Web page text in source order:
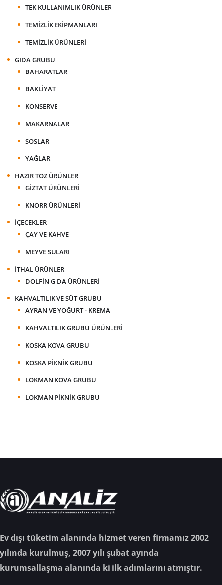
TEK KULLANIMLIK ÜRÜNLER
TEMIZLIK EKIPMANLARI
TEMIZLIK ÜRÜNLERI
GIDA GRUBU
BAHARATLAR
BAKLIYAT
KONSERVE
MAKARNALAR
SOSLAR
YAĞLAR
HAZIR TOZ ÜRÜNLER
GIZTAT ÜRÜNLERI
KNORR ÜRÜNLERI
İÇECEKLER
ÇAY VE KAHVE
MEYVE SULARI
İTHAL ÜRÜNLER
DOLFIN GIDA ÜRÜNLERI
KAHVALTILIK VE SÜT GRUBU
AYRAN VE YOĞURT - KREMA
KAHVALTILIK GRUBU ÜRÜNLERI
KOSKA KOVA GRUBU
KOSKA PIKNIK GRUBU
LOKMAN KOVA GRUBU
LOKMAN PIKNIK GRUBU
Ev dışı tüketim alanında hizmet veren firmamız 2002
yılında kurulmuş, 2007 yılı şubat ayında
kurumsallaşma alanında ki ilk adımlarını atmıştır.